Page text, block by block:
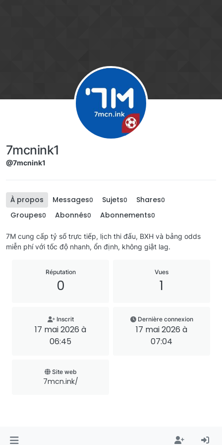
7mcnink1
@7mcnink1
À propos Messages0 Sujets0 Shares0
Groupes0 Abonnés0 Abonnements0
7M cung cấp tỷ số trực tiếp, lịch thi đấu, BXH và bảng odds
miễn phí với tốc độ nhanh, ổn định, không giật lag.
Réputation
0
Vues
1
Inscrit
17 mai 2026 à
06:45
Dernière connexion
17 mai 2026 à
07:04
Site web
7mcn.ink/